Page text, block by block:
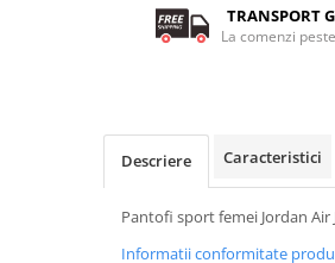
Jachete de primavara-toamna
TRANSPORT
La comenzi
Descriere Caracteristici
Pantofi sport femei Jordan Air
Informatii conformitate